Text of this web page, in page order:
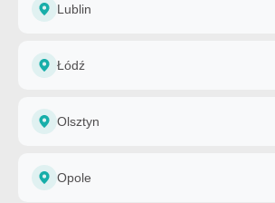
Lublin
Łódź
Olsztyn
Opole